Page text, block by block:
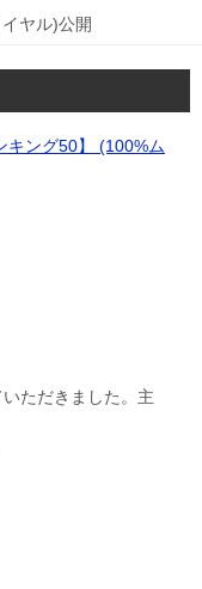
ヤル)公開
キング50】 (100%ム
ただきました。主